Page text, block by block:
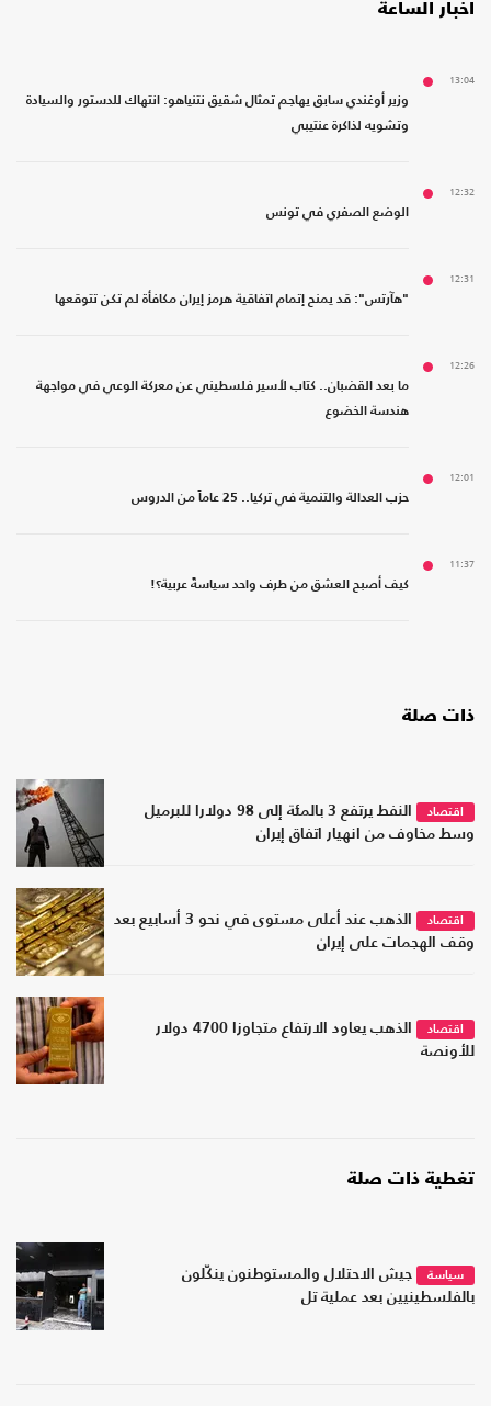
أخبار الساعة
13:04
وزير أوغندي سابق يهاجم تمثال شقيق نتنياهو: انتهاك للدستور والسيادة
وتشويه لذاكرة عنتيبي
12:32
الوضع الصفري في تونس
12:31
"هآرتس": قد يمنح إتمام اتفاقية هرمز إيران مكافأة لم تكن تتوقعها
12:26
ما بعد القضبان.. كتاب لأسير فلسطيني عن معركة الوعي في مواجهة
هندسة الخضوع
12:01
حزب العدالة والتنمية في تركيا.. 25 عاماً من الدروس
11:37
كيف أصبح العشق من طرف واحد سياسةً عربية؟!
ذات صلة
اقتصاد
النفط يرتفع 3 بالمئة إلى 98 دولارا للبرميل
وسط مخاوف من انهيار اتفاق إيران
اقتصاد
الذهب عند أعلى مستوى في نحو 3 أسابيع بعد
وقف الهجمات على إيران
اقتصاد
الذهب يعاود الارتفاع متجاوزا 4700 دولار
للأونصة
تغطية ذات صلة
سياسة
جيش الاحتلال والمستوطنون ينكّلون
بالفلسطينيين بعد عملية تل